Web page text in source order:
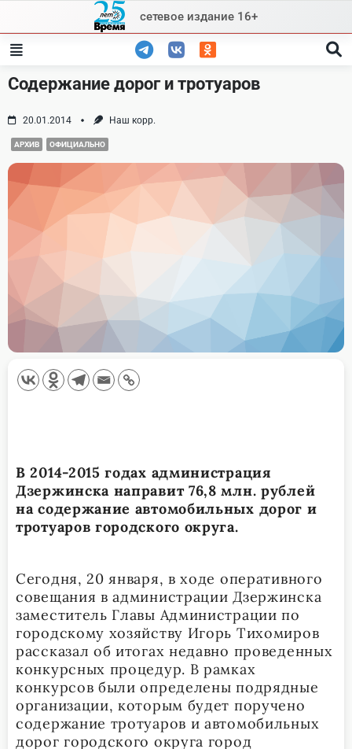
content
сетевое издание 16+
Содержание дорог и тротуаров
20.01.2014 Наш корр.
АРХИВ ОФИЦИАЛЬНО
В 2014-2015 годах администрация
Дзержинска направит 76,8 млн. рублей
на содержание автомобильных дорог и
тротуаров городского округа.
Сегодня, 20 января, в ходе оперативного
совещания в администрации Дзержинска
заместитель Главы Администрации по
городскому хозяйству Игорь Тихомиров
рассказал об итогах недавно проведенных
конкурсных процедур. В рамках
конкурсов были определены подрядные
организации, которым будет поручено
содержание тротуаров и автомобильных
дорог городского округа город